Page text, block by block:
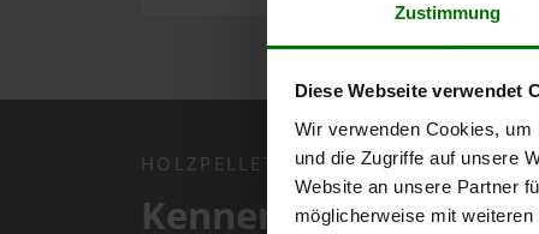
Zustimmung
Diese Webseite verwendet
Wir verwenden Cookies,
und die Zugriffe auf unsere
Website an unsere Partner
möglicherweise mit
HOLZPELLETS.NET APP
Kennen Sie schon